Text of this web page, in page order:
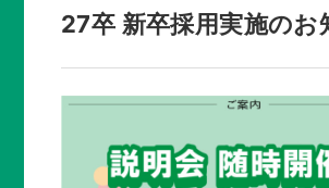
27卒 新卒採用実施のお